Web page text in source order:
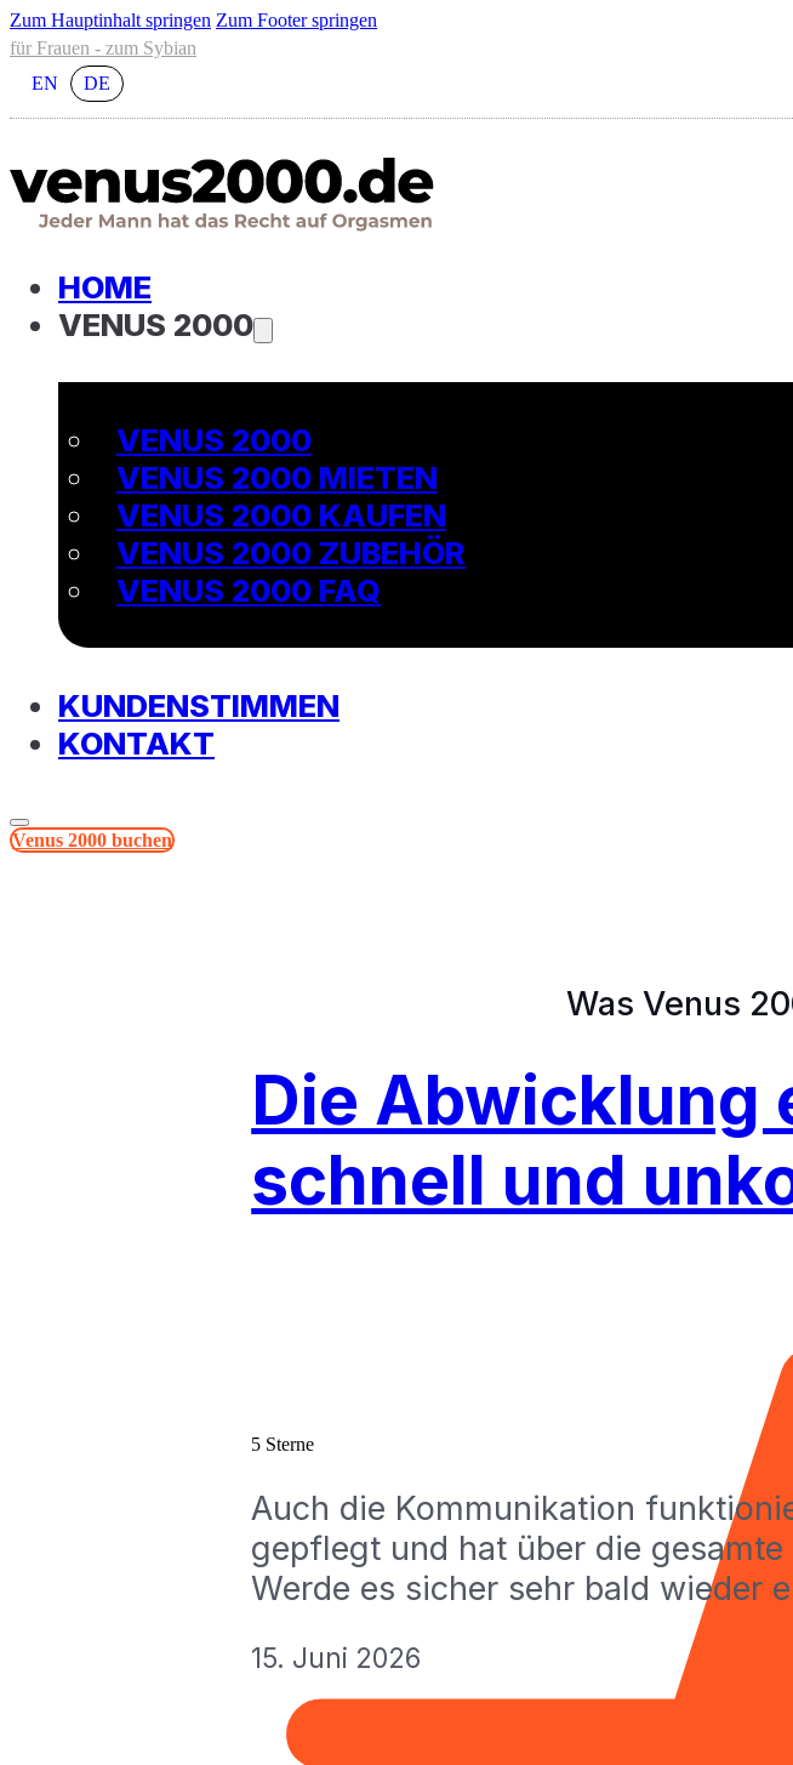
Zum Hauptinhalt springen Zum Footer springen
für Frauen - zum Sybian
EN
DE
HOME
VENUS 2000
VENUS 2000
VENUS 2000 MIETEN
VENUS 2000 KAUFEN
VENUS 2000 ZUBEHÖR
VENUS 2000 FAQ
KUNDENSTIMMEN
KONTAKT
Venus 2000 buchen
Was Venus
Die Abwicklung
schnell und
5 Sterne
Auch die Kommunikation
gepflegt und hat über die
Werde es sicher sehr bald wieder
15. Juni 2026